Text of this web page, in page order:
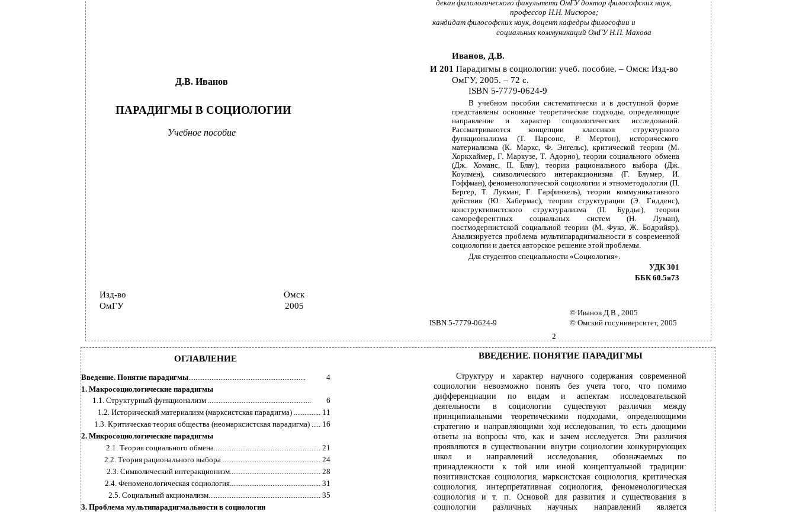
Д.В. Иванов
ПАРАДИГМЫ В СОЦИОЛОГИИ
Учебное пособие
Изд-во
Омск
ОмГУ
2005
декан филологического факультета ОмГУ доктор философских наук,
профессор Н.Н. Мисюров;
кандидат философских наук, доцент кафедры философии и
социальных коммуникаций ОмГУ Н.П. Махова
Иванов, Д.В.
И 201 Парадигмы в социологии: учеб. пособие. – Омск: Изд-во
ОмГУ, 2005. – 72 с.
ISBN 5-7779-0624-9
В учебном пособии систематически и в доступной форме
представлены основные теоретические подходы, определяющие
направление и характер социологических исследований.
Рассматриваются концепции классиков структурного
функционализма (Т. Парсонс, Р. Мертон), исторического
материализма (К. Маркс, Ф. Энгельс), критической теории (М.
Хоркхаймер, Г. Маркузе, Т. Адорно), теории социального обмена
(Дж. Хоманс, П. Блау), теории рационального выбора (Дж.
Коулмен), символического интеракционизма (Г. Блумер, И.
Гоффман), феноменологической социологии и этнометодологии (П.
Бергер, Т. Лукман, Г. Гарфинкель), теории коммуникативного
действия (Ю. Хабермас), теории структурации (Э. Гидденс),
конструктивистского структурализма (П. Бурдье), теории
самореферентных социальных систем (Н. Луман),
постмодернистской социальной теории (М. Фуко, Ж. Бодрийяр).
Анализируется проблема мультипарадигмальности в современной
социологии и дается авторское решение этой проблемы.
Для студентов специальности «Социология».
УДК 301
ББК 60.5я73
© Иванов Д.В., 2005
ISBN 5-7779-0624-9
© Омский госуниверситет, 2005
2
ОГЛАВЛЕНИЕ
Введение. Понятие парадигмы..................................................................
4
1. Макросоциологические парадигмы
1.1. Структурный функционализм ..........................................................
6
1.2. Исторический материализм (марксистская парадигма) ............... 11
1.3. Критическая теория общества (неомарксистская парадигма) ..... 16
2. Микросоциологические парадигмы
2.1. Теория социального обмена............................................................ 21
2.2. Теория рационального выбора ....................................................... 24
2.3. Символический интеракционизм................................................... 28
2.4. Феноменологическая социология................................................... 31
2.5. Социальный акционализм............................................................... 35
3. Проблема мультипарадигмальности в социологии
ВВЕДЕНИЕ. ПОНЯТИЕ ПАРАДИГМЫ
Структуру и характер научного содержания современной
социологии невозможно понять без учета того, что помимо
дифференциации по видам и аспектам исследовательской
деятельности в социологии существуют различия между
принципиальными теоретическими подходами, определяющими
стратегию и направляющими ход исследования, то есть дающими
ответы на вопросы что, как и зачем исследуется. Эти различия
проявляются в существовании внутри социологии конкурирующих
школ и направлений исследования, обозначаемых по
принадлежности к той или иной концептуальной традиции:
позитивистская социология, марксистская социология, критическая
социология, интерпретативная социология, феноменологическая
социология и т. п. Основой для развития и существования в
социологии различных научных направлений является